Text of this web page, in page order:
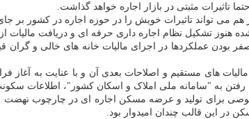
مثبتی در بازار اجاره خواهد گذاشت.
می تواند تاثیرات خویش را در حوزه اجاره در کشور بر
هنوز تشکیل نظام اجاره داری حرفه ای و دریافت
در خصوص صفر بودن عملکردها در اجرای مالیات خانه های
مالیات های مستقیم و اصلاحات بعدی آن و با عنایت به آغاز
برای تولید و عرضه مسکن اجاره ای در چارچوب نهضت
این قالب چندان امیدوار بود.